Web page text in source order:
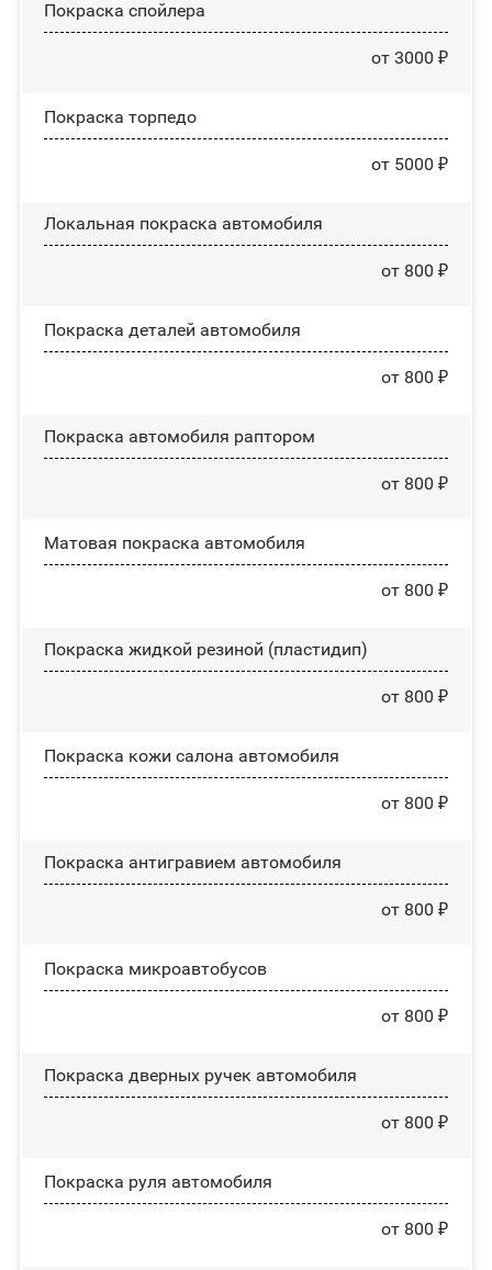
Покраска спойлера
от 3000 ₽
Покраска торпедо
от 5000 ₽
Локальная покраска автомобиля
от 800 ₽
Покраска деталей автомобиля
от 800 ₽
Покраска автомобиля раптором
от 800 ₽
Матовая покраска автомобиля
от 800 ₽
Покраска жидкой резиной (пластидип)
от 800 ₽
Покраска кожи салона автомобиля
от 800 ₽
Покраска антигравием автомобиля
от 800 ₽
Покраска микроавтобусов
от 800 ₽
Покраска дверных ручек автомобиля
от 800 ₽
Покраска руля автомобиля
от 800 ₽